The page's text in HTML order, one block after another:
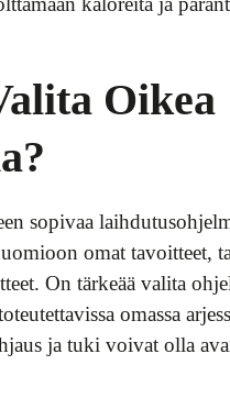
Oikea
sopivaa
omat tavoitteet,
On tärkeää valita
omassa
ja tuki voivat olla